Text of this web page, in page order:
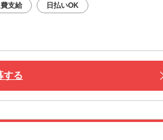
支給 日払いOK
する